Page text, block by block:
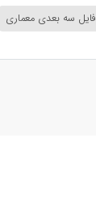
فایل سه بعدی معماری